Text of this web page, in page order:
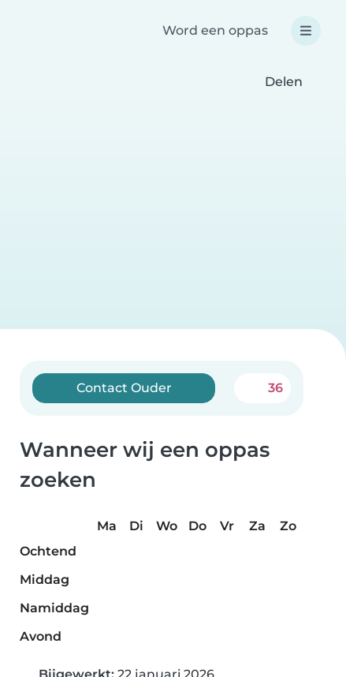
Word een oppas
Delen
Contact Ouder 36
Wanneer wij een oppas
zoeken
Ma Di Wo Do Vr Za
Zo
Ochtend
Middag
Namiddag
Avond